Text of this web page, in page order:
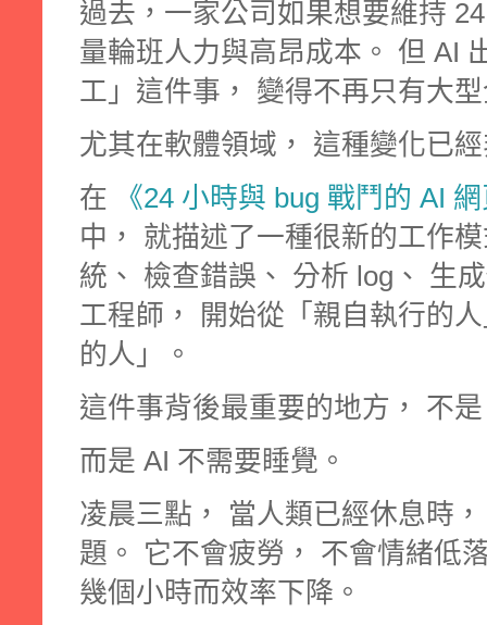
過去，一家公司如果想要維持
量輪班人力與高昂成本。 但 AI
工」這件事， 變得不再只有大
尤其在軟體領域， 這種變化已
在
《24 小時與 bug 戰鬥的 AI
中， 就描述了一種很新的工作
統、 檢查錯誤、 分析 log、 生
工程師， 開始從「親自執行的
的人」。
這件事背後最重要的地方， 不
而是 AI 不需要睡覺。
凌晨三點， 當人類已經休息時
題。 它不會疲勞， 不會情緒低
幾個小時而效率下降。